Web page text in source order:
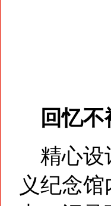
回忆
精心设
义纪念